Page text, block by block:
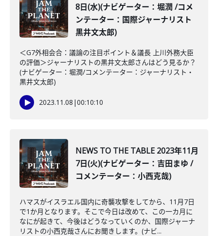
8日(水)(ナビゲーター：堀潤 /コメ
ンテーター：国際ジャーナリスト
黒井文太郎)
＜G7外相会合：議論の注目ポイント＆議長 上川外務大臣
の評価＞ジャーナリストの黒井文太郎さんはどう見るか？
(ナビゲーター：堀潤/コメンテーター：ジャーナリスト・
黒井文太郎)
2023.11.08 |00:10:10
NEWS TO THE TABLE 2023年11月
7日(火)(ナビゲーター：吉田まゆ /
コメンテーター：小西克哉)
ハマスがイスラエル国内に奇襲攻撃をしてから、11月7日
で1か月となります。そこで今日は改めて、この一カ月に
なにが起きて、今後はどうなっていくのか、国際ジャーナ
リストの小西克哉さんにお聞きします。(ナビ...